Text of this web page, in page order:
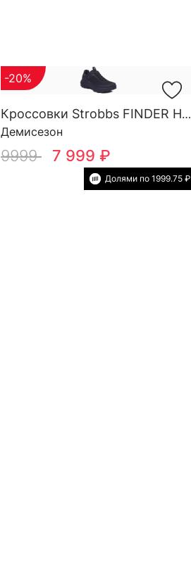
Кроссовки Strobbs FINDER HG M 3788-2
Демисезон
-20%
9999 7 999 ₽
Долями по 1999.75 ₽